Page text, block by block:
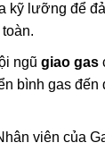
kỹ lưỡng để
ngũ giao gas
bình gas đến
viên của